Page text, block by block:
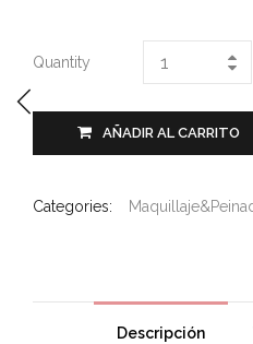
Quantity
AÑADIR AL CARRITO
Categories:
Descripción